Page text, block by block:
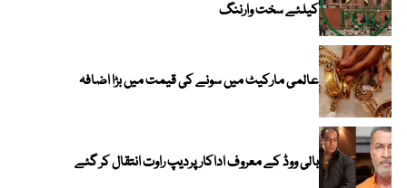
کیلئے سخت وارننگ
عالمی مارکیٹ میں سونے کی قیمت میں بڑا اضافہ
بالی ووڈ کے معروف اداکار پردیپ راوت انتقال کر گئے